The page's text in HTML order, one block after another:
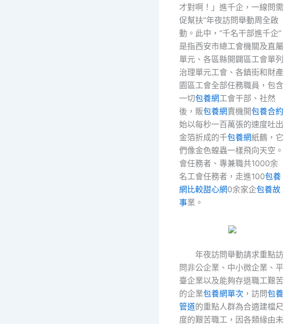
才對啊！」進千企，一線問需
促幫扶”年夜訪問舉動周全啟
動。此中，“千名干部進千企”
是指西安市總工會機關及直屬
單元、各區縣開闢區工會單列
治理單元工會、各鎮街和財產
園區工會全部任務職員，包含
一切包養網工會干部、社然
後，販包養網賣機開包養合約
始以每秒一百萬張的速度吐出
金箔折成的千包養網紙鶴，它
們像金色蝗蟲一樣飛向天空。
會任務者、專兼職共1000余
名工會任務者，走進100包養
網比較甜心網0余家企包養故
事業。
年夜訪問舉動請求重點訪
問非公企業、中小微企業、平
臺企業以及能夠存退職工艱苦
的企業包養網單次 ，訪問包養
管道的重點人群為合適建檔尺
度的艱苦職工，因各類緣由未